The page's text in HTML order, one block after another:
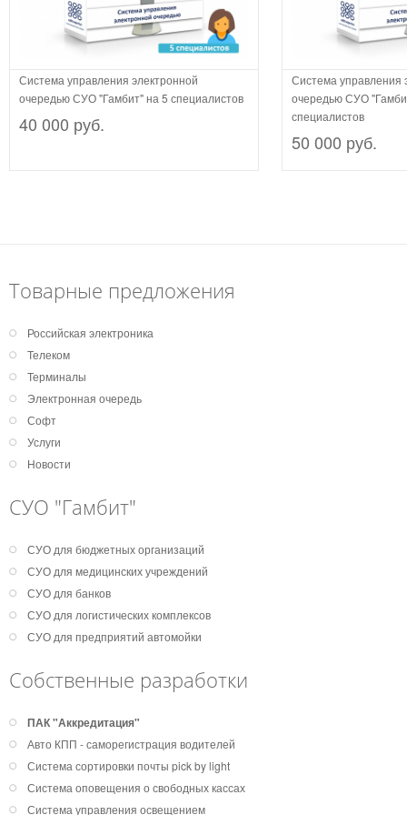
Система управления электронной
очередью СУО "Гамбит" на 5 специалистов
40 000 руб.
Система управления
очередью СУО
специалистов
50 000 руб.
Товарные предложения
Российская электроника
Телеком
Терминалы
Электронная очередь
Софт
Услуги
Новости
СУО "Гамбит"
СУО для бюджетных организаций
СУО для медицинских учреждений
СУО для банков
СУО для логистических комплексов
СУО для предприятий автомойки
Собственные разработки
ПАК "Аккредитация"
Авто КПП - саморегистрация водителей
Система сортировки почты pick by light
Система оповещения о свободных кассах
Система управления освещением